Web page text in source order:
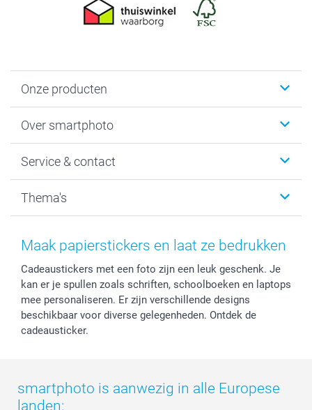
Onze producten
Fotoboeken
Fotocadeaus
Kaarten
Over smartphoto
Vacatures
Bestelproces
Herroepingsrecht
Cookiebeleid
Reviews
Prijslijst
Investor Relations
Service & contact
Tevredenheidsgarantie
Mijn orderstatus
smartfriends
service@smartphoto.nl
Affiliate partnerprogramma
Partnerships
Thema's
Baby
Vaderdag
Huwelijk
Maak papierstickers en laat ze bedrukken
Cadeaustickers met een foto zijn een leuk geschenk. Je
kan er je spullen zoals schriften, schoolboeken en laptops
mee personaliseren. Er zijn verschillende designs
beschikbaar voor diverse gelegenheden. Ontdek de
cadeausticker.
smartphoto is aanwezig in alle Europese
landen: